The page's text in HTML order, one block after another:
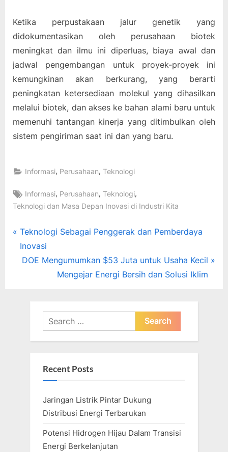
Ketika perpustakaan jalur genetik yang
didokumentasikan oleh perusahaan biotek
meningkat dan ilmu ini diperluas, biaya awal dan
jadwal pengembangan untuk proyek-proyek ini
kemungkinan akan berkurang, yang berarti
peningkatan ketersediaan molekul yang dihasilkan
melalui biotek, dan akses ke bahan alami baru untuk
memenuhi tantangan kinerja yang ditimbulkan oleh
sistem pengiriman saat ini dan yang baru.
Informasi, Perusahaan,Teknologi
Tags:
Informasi, Perusahaan,Teknologi,
Teknologi dan Masa Depan Inovasi di Industri Kita
Post
navigation
P
r
e
Teknologi Sebagai Penggerak dan Pemberdaya
Inovasi
N
DOE Mengumumkan $53 Juta untuk Usaha Kecil
Mengejar Energi Bersih dan Solusi Iklim
Search
for:
Recent Posts
Jaringan Listrik Pintar Dukung
Distribusi Energi Terbarukan
Potensi Hidrogen Hijau Dalam Transisi
Energi Berkelanjutan